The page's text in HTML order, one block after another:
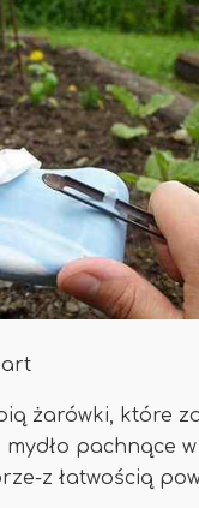
żarówki, które
pachnące
z łatwością